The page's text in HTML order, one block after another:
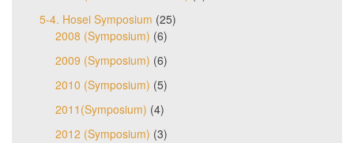
5-4. Hosei Symposium (25)
2008 (Symposium) (6)
2009 (Symposium) (6)
2010 (Symposium) (5)
2011(Symposium) (4)
2012 (Symposium) (3)